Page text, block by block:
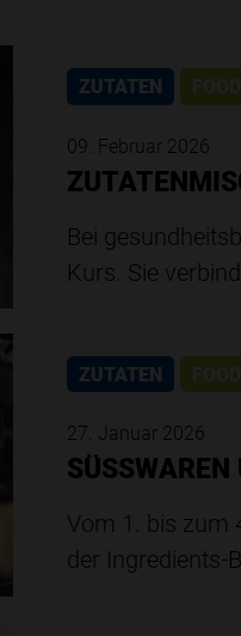
ZUTATEN
09. Februar 2026
Bei
Kurs. Sie
ZUTATEN
27. Januar 2026
SÜSSWAREN
Vom 1. bis zum
der Ingredients-